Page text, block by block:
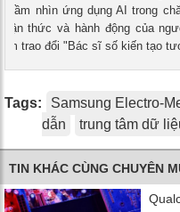
Tầm nhìn ứng dụng AI trong
thức và hành động của
trao đổi "Bác sĩ số kiến tạo
Tags: Samsung Electro-
dẫn
trung tâm dữ
TIN KHÁC CÙNG CHUYÊN